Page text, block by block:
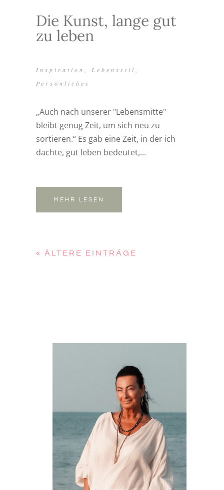
Die Kunst, lange gut
zu leben
Inspiration Lebensstil
Persönliches
„Auch nach unserer "Lebensmitte"
bleibt genug Zeit, um sich neu zu
sortieren.“ Es gab eine Zeit, in der ich
dachte, gut leben bedeutet,...
MEHR LESEN
« ÄLTERE EINTRÄGE